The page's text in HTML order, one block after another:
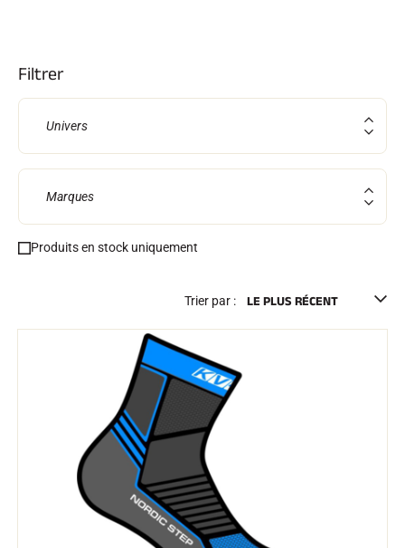
Afficheurs et horloge
Suite SkiAlp
Suite SkiNordic
Scoreboard-Pro
Filtrer
Univers
Marques
Produits en stock uniquement
Trier par :